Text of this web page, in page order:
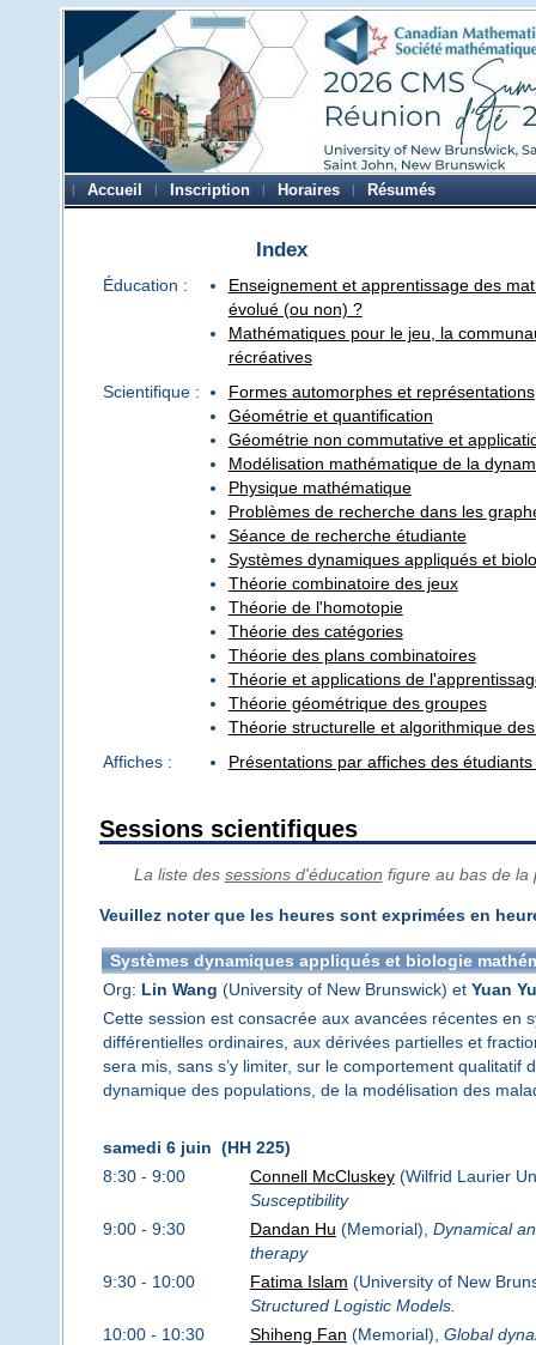
Accueil Inscription Horaires Résumés
Index
Éducation :
Enseignement et apprentissage des
évolué (ou non) ?
Mathématiques pour le jeu, la
récréatives
Scientifique :
Formes automorphes et représentations
Géométrie et quantification
Géométrie non commutative et
Modélisation mathématique de la
Physique mathématique
Problèmes de recherche dans les
Séance de recherche étudiante
Systèmes dynamiques appliqués et
Théorie combinatoire des jeux
Théorie de l'homotopie
Théorie des catégories
Théorie des plans combinatoires
Théorie et applications de
Théorie géométrique des groupes
Théorie structurelle et algorithmique
Affiches :
Présentations par affiches des étudiants
Sessions scientifiques
La liste des sessions d'éducation figure au bas de la
Veuillez noter que les heures sont exprimées en
Systèmes dynamiques appliqués et biologie
Org: Lin Wang (University of New Brunswick) et Yuan
Cette session est consacrée aux avancées récentes en
différentielles ordinaires, aux dérivées partielles et
sera mis, sans s’y limiter, sur le comportement
dynamique des populations, de la modélisation des
samedi 6 juin (HH 225)
8:30 - 9:00
Connell McCluskey(Wilfrid Laurier
Susceptibility
9:00 - 9:30
Dandan Hu (Memorial), Dynamical
therapy
9:30 - 10:00
Fatima Islam (University of New
Structured Logistic Models.
10:00 - 10:30
Shiheng Fan (Memorial), Global